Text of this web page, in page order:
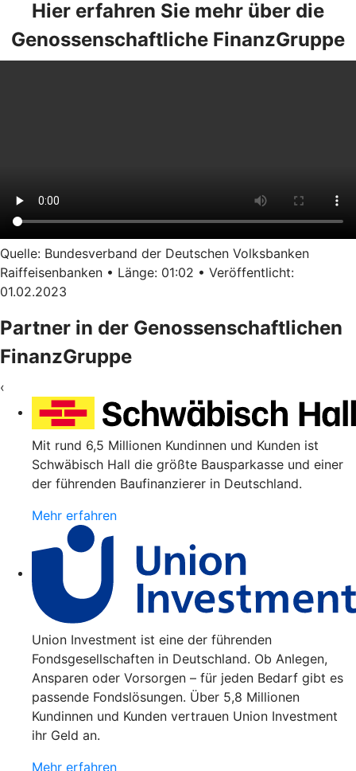
Hier erfahren Sie mehr über die
Genossenschaftliche FinanzGruppe
Quelle: Bundesverband der Deutschen Volksbanken
Raiffeisenbanken • Länge: 01:02 • Veröffentlicht:
01.02.2023
Partner in der Genossenschaftlichen
FinanzGruppe
‹
Mit rund 6,5 Millionen Kundinnen und Kunden ist
Schwäbisch Hall die größte Bausparkasse und einer
der führenden Baufinanzierer in Deutschland.
Mehr erfahren
Union Investment ist eine der führenden
Fondsgesellschaften in Deutschland. Ob Anlegen,
Ansparen oder Vorsorgen – für jeden Bedarf gibt es
passende Fondslösungen. Über 5,8 Millionen
Kundinnen und Kunden vertrauen Union Investment
ihr Geld an.
Mehr erfahren